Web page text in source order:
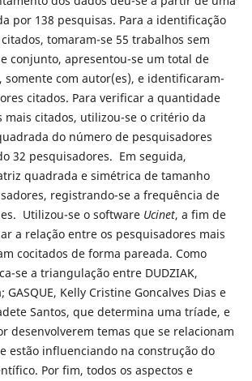
por 138 pesquisas. Para a identificação
tomaram-se 55 trabalhos sem
conjunto, apresentou-se um total de
somente com autor(es), e identificaram-
citados. Para verificar a quantidade
mais citados, utilizou-se o critério da
do número de pesquisadores
32 pesquisadores. Em seguida,
quadrada e simétrica de tamanho
registrando-se a frequência de
Utilizou-se o software Ucinet, a fim de
a relação entre os pesquisadores mais
cocitados de forma pareada. Como
se a triangulação entre DUDZIAK,
GASQUE, Kelly Cristine Goncalves Dias e
Santos, que determina uma tríade, e
desenvolverem temas que se relacionam
estão influenciando na construção do
Por fim, todos os aspectos e